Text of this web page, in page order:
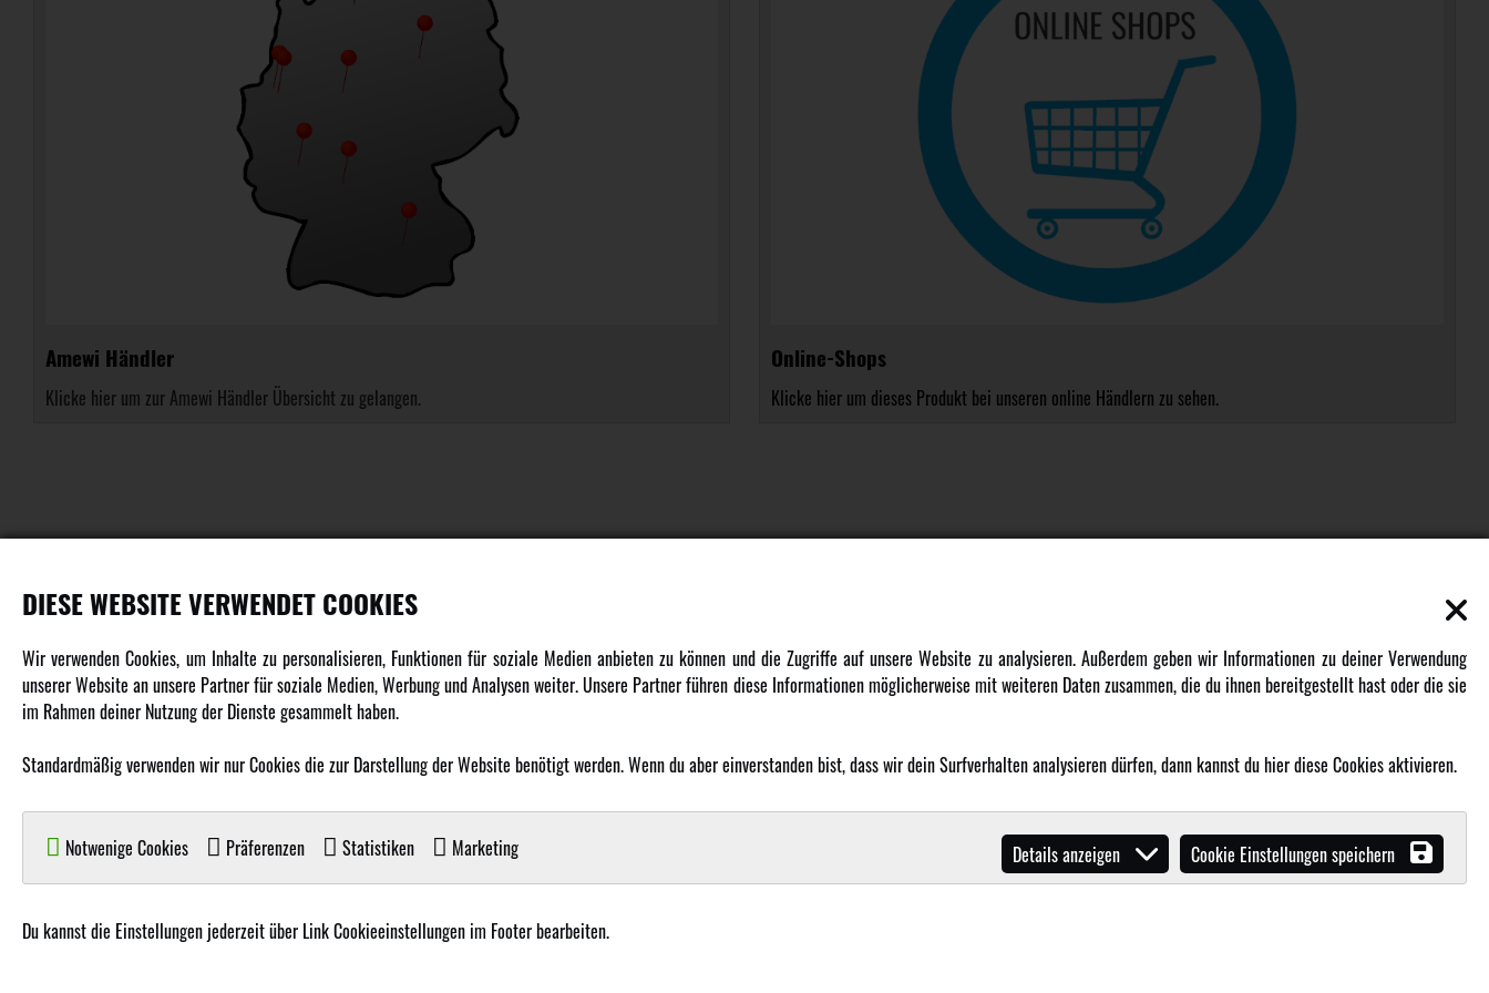
Amewi Händler
Klicke hier um zur Amewi Händler Übersicht zu gelangen.
Online-Shops
Klicke hier um dieses Produkt bei unseren online Händlern zu sehen.
Fahrzeuge in allen Maßstäben
Helikopter Collective Pitch, Fixed Pitch
Multikopter in verschiedenen Ausführungen
Panzer für Jung und Alt
Datenschutz
Newsletter
Karriere
AMXRacing - Qualitäts RC-Zubehör
Malinos - Die kreative Seite von
Werden Sie Amewi Händler
Amewi B2B-Shop
DIESE WEBSITE VERWENDET COOKIES
Wir verwenden Cookies, um Inhalte zu personalisieren, Funktionen für soziale Medien anbieten zu können und die Zugriffe auf unsere Website zu analysieren. Außerdem geben wir Informationen zu deiner Verwendung
unserer Website an unsere Partner für soziale Medien, Werbung und Analysen weiter. Unsere Partner führen diese Informationen möglicherweise mit weiteren Daten zusammen, die du ihnen bereitgestellt hast oder die sie
im Rahmen deiner Nutzung der Dienste gesammelt haben.
Standardmäßig verwenden wir nur Cookies die zur Darstellung der Website benötigt werden. Wenn du aber einverstanden bist, dass wir dein Surfverhalten analysieren dürfen, dann kannst du hier diese Cookies aktivieren.
Notwenige Cookies Präferenzen Statistiken Marketing Cookie Einstellungen speichern
Details anzeigen
Du kannst die Einstellungen jederzeit über Link Cookieeinstellungen im Footer bearbeiten.